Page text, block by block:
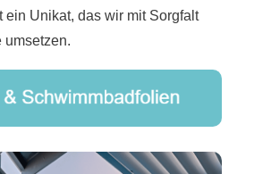
ein Unikat, das wir mit Sorgfalt
umsetzen.